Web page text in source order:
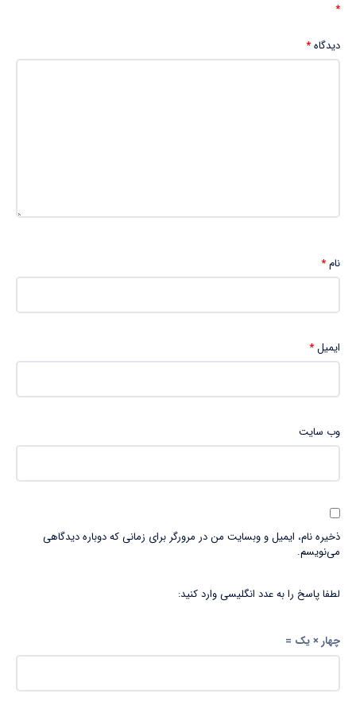
*
دیدگاه*
نام*
ایمیل*
وب‌ سایت
ذخیره نام، ایمیل و وبسایت من در مرورگر برای زمانی که دوباره دیدگاهی
می‌نویسم.
لطفا پاسخ را به عدد انگلیسی وارد کنید:
چهار × یک =